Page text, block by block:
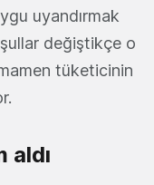
uyandırmak
değiştikçe o
tüketicinin
aldı